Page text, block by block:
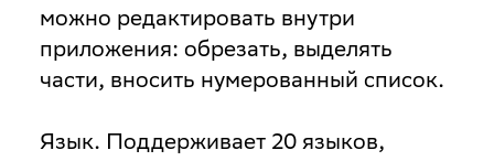
можно редактировать внутри
приложения: обрезать, выделять
части, вносить нумерованный список.
Язык. Поддерживает 20 языков,